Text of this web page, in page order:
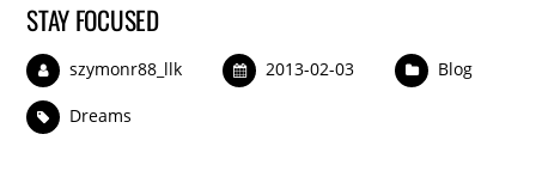
STAY FOCUSED
szymonr88_llk 2013-02-03 Blog
Dreams